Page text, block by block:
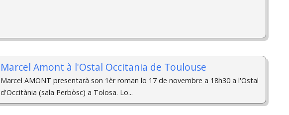
Marcel Amont à l'Ostal Occitania de Toulouse
Marcel AMONT presentarà son 1èr roman lo 17 de novembre a 18h30 a l'Ostal
d'Occitània (sala Perbòsc) a Tolosa. Lo...